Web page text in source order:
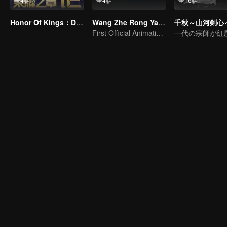
Honor Of Kings：Destiny
Wang Zhe Rong Yao Donghua
First Official Animation of Honor of Kings
千秋～山河剣心